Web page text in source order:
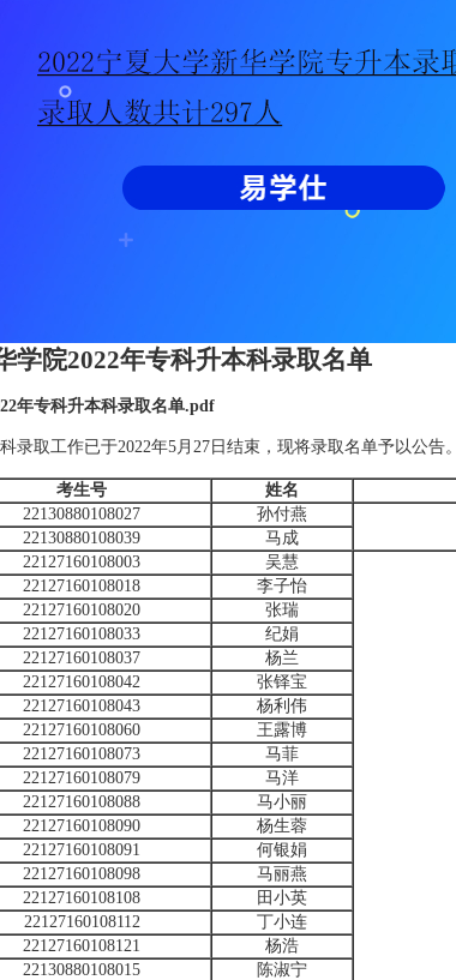
院2022年专科升本科录取名单
年专科升本科录取名单.pdf
取工作已于2022年5月27日结束，现将录取名单予以公告。
考生号 姓名
22130880108027
孙付燕
22130880108039
马成
22127160108003
吴慧
22127160108018
李子怡
22127160108020
张瑞
22127160108033
纪娟
22127160108037
杨兰
22127160108042
张铎宝
22127160108043
杨利伟
22127160108060
王露博
22127160108073
马菲
22127160108079
马洋
22127160108088
马小丽
22127160108090
杨生蓉
22127160108091
何银娟
22127160108098
马丽燕
22127160108108
田小英
22127160108112
丁小连
22127160108121
杨浩
22130880108015
陈淑宁